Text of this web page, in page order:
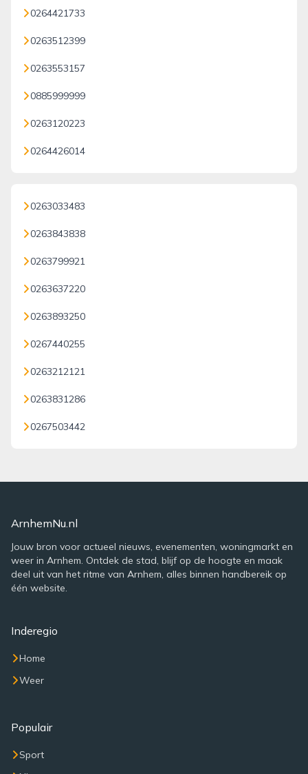
0264421733
0263512399
0263553157
0885999999
0263120223
0264426014
0263033483
0263843838
0263799921
0263637220
0263893250
0267440255
0263212121
0263831286
0267503442
ArnhemNu.nl
Jouw bron voor actueel nieuws, evenementen, woningmarkt en
weer in Arnhem. Ontdek de stad, blijf op de hoogte en maak
deel uit van het ritme van Arnhem, alles binnen handbereik op
één website.
Inderegio
Home
Weer
Populair
Sport